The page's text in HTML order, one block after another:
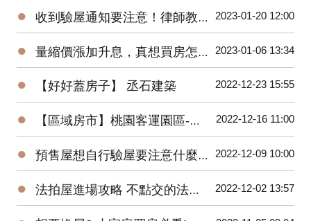
● 收到驗屋通知要注意！律師教你判斷合不合理 2023-01-20 12:00
● 量縮價漲加升息，真想買房怎麼辦？買預售屋還是中古屋？ 2023-01-06 13:34
● 【好好蓋房子】 丞石建築 2022-12-23 15:55
● 【區域房市】桃園客運園區-被遺忘的重劃區翻紅！２字頭交易量爆衝有潛力嗎? 2022-12-16 11:00
● 預售屋想自行驗屋要注意什麼？問題最常出在這！ 2022-12-09 10:00
● 法拍屋進場攻略 不點交的法拍屋也能買 2022-12-02 13:57